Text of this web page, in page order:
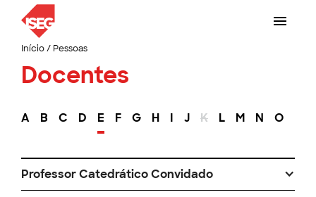
Início/ Pessoas
Docentes
A B C D E F G H I J K L M N O
Professor Catedrático Convidado